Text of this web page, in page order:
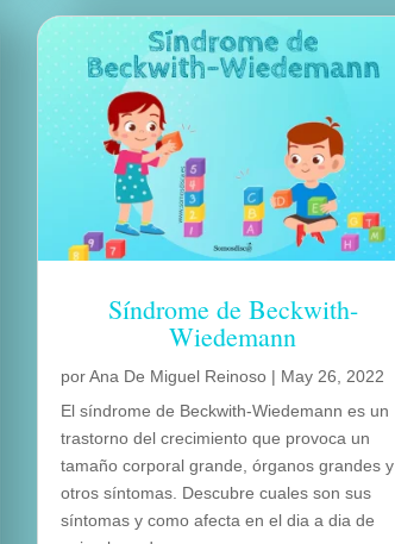
Síndrome de Beckwith-
Wiedemann
porAna De Miguel Reinoso | May 26, 2022
El síndrome de Beckwith-Wiedemann es un
trastorno del crecimiento que provoca un
tamaño corporal grande, órganos grandes y
otros síntomas. Descubre cuales son sus
síntomas y como afecta en el dia a dia de